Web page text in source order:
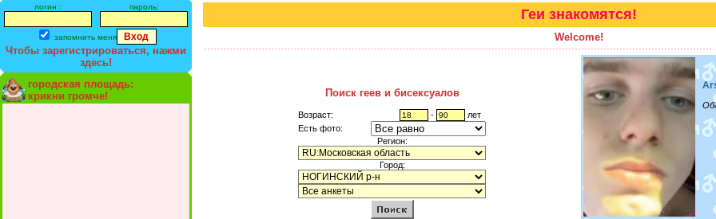
логин : пароль:
запомнить меня
Чтобы зарегистрироваться, нажми
здесь!
городская площадь:
крикни громче!
Геи знакомятся!
Welcome!
Поиск геев и бисексуалов
Возраст: -
лет
Есть фото:
Регион:
Город: